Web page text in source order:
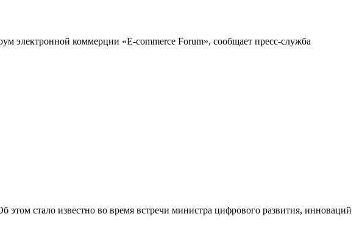
электронной коммерции «E-commerce Forum», сообщает пресс-служба
этом стало известно во время встречи министра цифрового развития, инноваций